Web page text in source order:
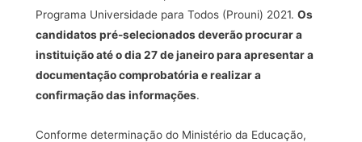
Programa Universidade para Todos (Prouni) 2021.Os
candidatos pré-selecionados deverão procurar a
instituição até o dia 27 de janeiro para apresentar a
documentação comprobatória e realizar a
confirmação das informações.
Conforme determinação do Ministério da Educação,